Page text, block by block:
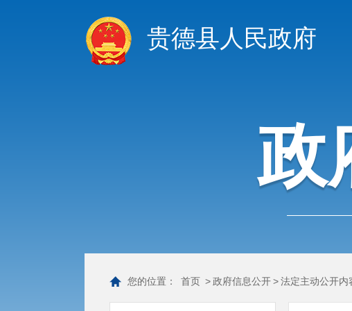
贵德县人民政府
政
您的位置： 首页 >政府信息公开>法定主动公开内